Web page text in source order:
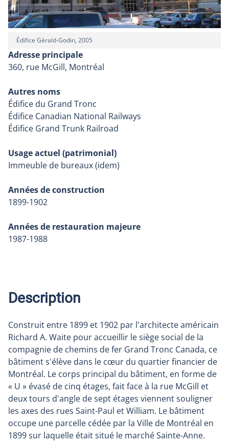
Édifice Gérald-Godin, 2005
Adresse principale
360, rue McGill, Montréal
Autres noms
Édifice du Grand Tronc
Édifice Canadian National Railways
Édifice Grand Trunk Railroad
Usage actuel (patrimonial)
Immeuble de bureaux (idem)
Années de construction
1899-1902
Années de restauration majeure
1987-1988
Description
Construit entre 1899 et 1902 par l'architecte américain
Richard A. Waite pour accueillir le siège social de la
compagnie de chemins de fer Grand Tronc Canada, ce
bâtiment s'élève dans le cœur du quartier financier de
Montréal. Le corps principal du bâtiment, en forme de
« U » évasé de cinq étages, fait face à la rue McGill et
deux tours d'angle de sept étages viennent souligner
les axes des rues Saint-Paul et William. Le bâtiment
occupe une parcelle cédée par la Ville de Montréal en
1899 sur laquelle était situé le marché Sainte-Anne.